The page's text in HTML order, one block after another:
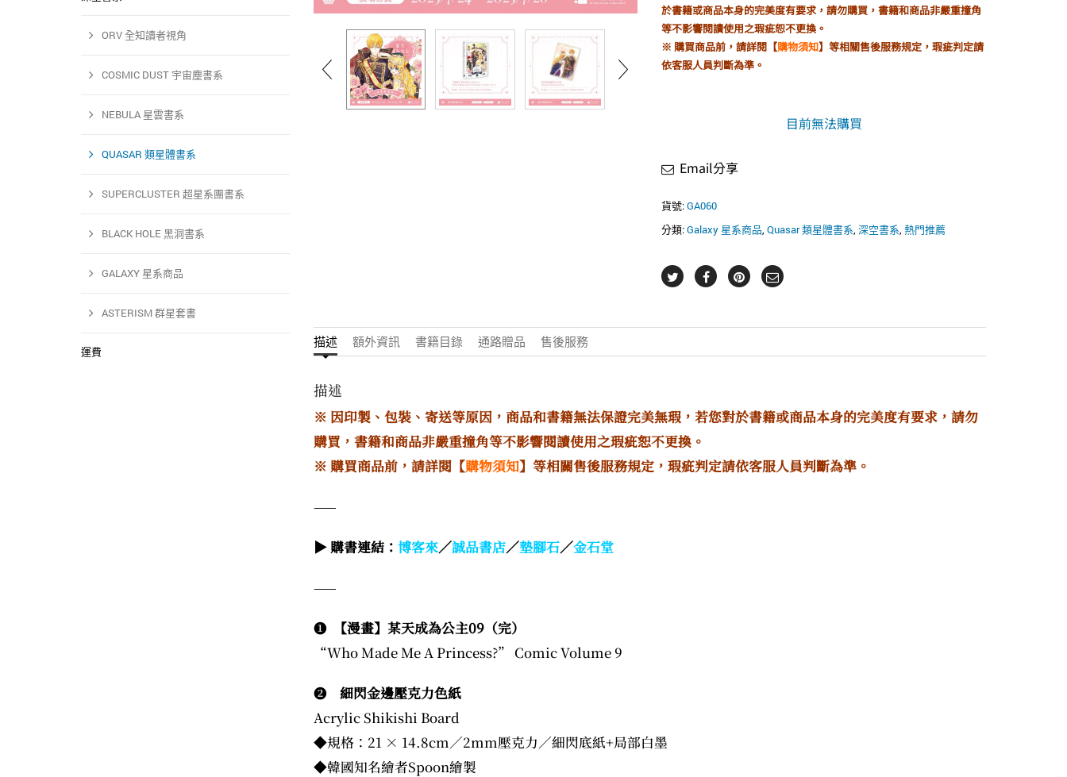
於書籍或商品本身的完美度有要求，請勿購買，書籍和商品非嚴重撞角
等不影響閱讀使用之瑕疵恕不更換。
※ 購買商品前，請詳閱【購物須知】等相關售後服務規定，瑕疵判定請
依客服人員判斷為準。
目前無法購買
Email分享
貨號:GA060
分類:Galaxy 星系商品,Quasar 類星體書系,深空書系,熱門推薦
描述 額外資訊 書籍目錄 通路贈品 售後服務
描述
※ 因印製、包裝、寄送等原因，商品和書籍無法保證完美無瑕，若您對於書籍或商品本身的完美度有要求，請勿
購買，書籍和商品非嚴重撞角等不影響閱讀使用之瑕疵恕不更換。
※ 購買商品前，請詳閱【購物須知】等相關售後服務規定，瑕疵判定請依客服人員判斷為準。
——
▶ 購書連結： 博客來／誠品書店／墊腳石／金石堂
——
❶
【漫畫】某天成為公主09（完）
“Who Made Me A Princess?” Comic Volume 9
❷細閃金邊壓克力色紙
Acrylic Shikishi Board
◆規格：21 × 14.8cm／2mm壓克力／細閃底紙+局部白墨
◆韓國知名繪者Spoon繪製
ORV 全知讀者視角
COSMIC DUST 宇宙塵書系
NEBULA 星雲書系
QUASAR 類星體書系
SUPERCLUSTER 超星系團書系
BLACK HOLE 黑洞書系
GALAXY 星系商品
ASTERISM 群星套書
運費